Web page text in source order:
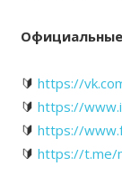
🔰 https://
🔰 https://
🔰 https://
🔰 https://t.me/